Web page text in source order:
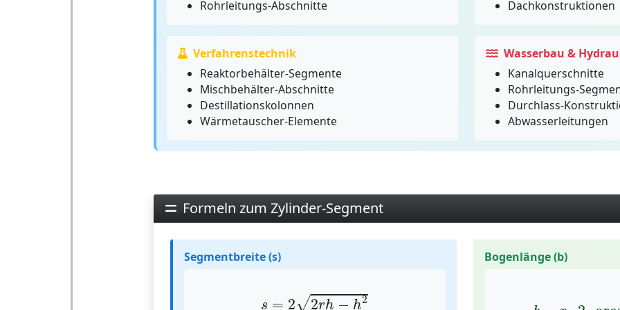
Rohrleitungs-Abschnitte
Dachkonstruktionen
Verfahrenstechnik
Reaktorbehälter-Segmente
Mischbehälter-Abschnitte
Destillationskolonnen
Wärmetauscher-Elemente
Wasserbau &
Kanalquerschnitte
Rohrleitungs-
Durchlass-
Abwasserleitungen
Formeln zum Zylinder-Segment
Segmentbreite (s)
s = 2√2rh − h2
2rh−h2
Bogenlänge (b)